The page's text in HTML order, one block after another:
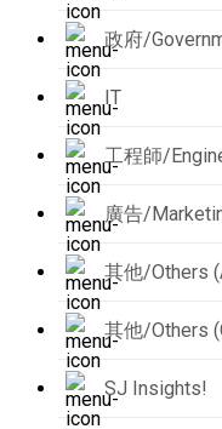
政府/
IT
工程師/
廣告/
其他/Others
其他/Others
SJ Insights!